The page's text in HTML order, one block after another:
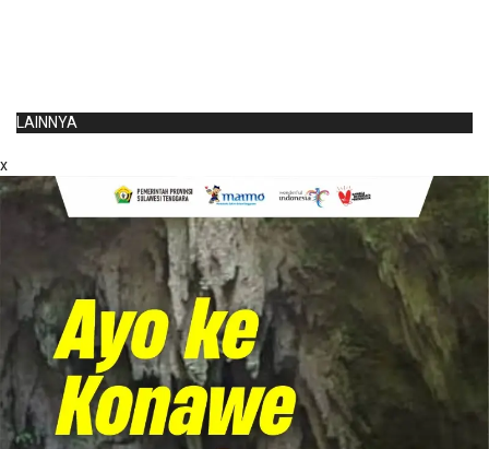
LAINNYA
x